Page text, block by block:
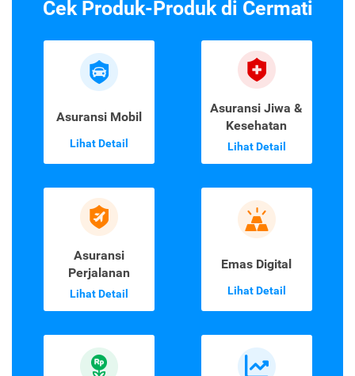
Cek Produk-Produk di Cermati
Asuransi Mobil
Lihat Detail
Asuransi Jiwa &
Kesehatan
Lihat Detail
Asuransi
Perjalanan
Lihat Detail
Emas Digital
Lihat Detail